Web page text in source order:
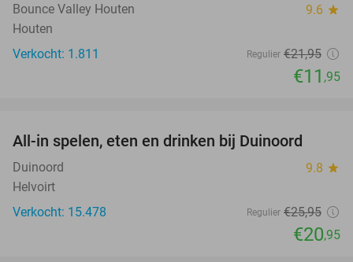
Bounce Valley Houten 9.6 star
Houten
Verkocht: 1.811
Regulier €21,95
€11 ,95
All-in spelen, eten en drinken bij Duinoord
Duinoord 9.8 star
Helvoirt
Verkocht: 15.478
Regulier €25,95
€20,95